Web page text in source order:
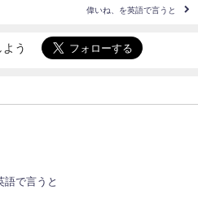
偉いね、を英語で言うと
う
語で言うと